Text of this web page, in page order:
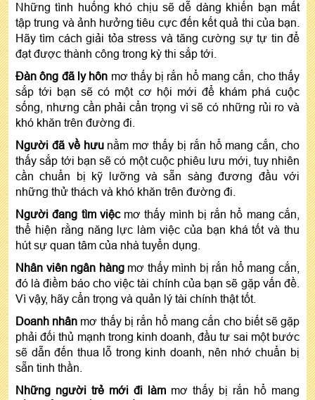
Những tình huống khó chịu sẽ dễ dàng khiến bạn mất
tập trung và ảnh hưởng tiêu cực đến kết quả thi của bạn.
Hãy tìm cách giải tỏa stress và tăng cường sự tự tin để
đạt được thành công trong kỳ thi sắp tới.
Đàn ông đã ly hôn mơ thấy bị rắn hổ mang cắn, cho thấy
sắp tới bạn sẽ có một cơ hội mới để khám phá cuộc
sống, nhưng cần phải cẩn trọng vì sẽ có những rủi ro và
khó khăn trên đường đi.
Người đã về hưu nằm mơ thấy bị rắn hổ mang cắn, cho
thấy sắp tới bạn sẽ có một cuộc phiêu lưu mới, tuy nhiên
cần chuẩn bị kỹ lưỡng và sẵn sàng đương đầu với
những thử thách và khó khăn trên đường đi.
Người đang tìm việc mơ thấy mình bị rắn hổ mang cắn,
thể hiện rằng năng lực làm việc của bạn khá tốt và thu
hút sự quan tâm của nhà tuyển dụng.
Nhân viên ngân hàng mơ thấy mình bị rắn hổ mang cắn,
đó là điềm báo cho việc tài chính của bạn sẽ gặp vấn đề.
Vì vậy, hãy cẩn trọng và quản lý tài chính thật tốt.
Doanh nhân mơ thấy bị rắn hổ mang cắn cho biết sẽ gặp
phải đối thủ mạnh trong kinh doanh, đầu tư sai một bước
sẽ dẫn đến thua lỗ trong kinh doanh, nên nhớ chuẩn bị
sẵn tinh thần.
Những người trẻ mới đi làm mơ thấy bị rắn hổ mang